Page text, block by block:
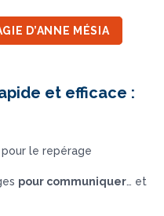
D’ANNE MÉSIA
et efficace :
pour le repérage
pour communiquer… et